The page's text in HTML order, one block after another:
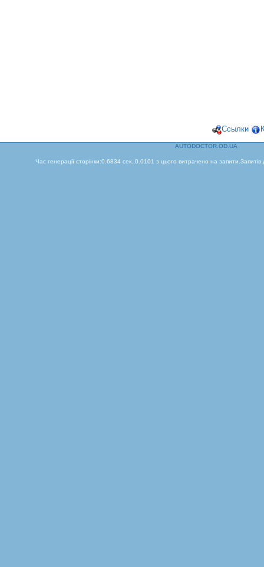
Ссылки
AUTODOCTOR.OD.UA
Час генерації сторінки:0.6834 сек.,0.0101 з цього витрачено на